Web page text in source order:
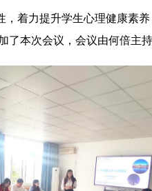
力提升学生心理健康素
本次会议，会议由何倍主持